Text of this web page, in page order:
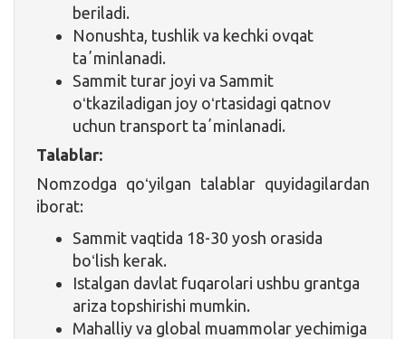
beriladi.
Nonushta, tushlik va kechki ovqat
taʼminlanadi.
Sammit turar joyi va Sammit
oʻtkaziladigan joy oʻrtasidagi qatnov
uchun transport taʼminlanadi.
Talablar:
Nomzodga qoʻyilgan talablar quyidagilardan
iborat:
Sammit vaqtida 18-30 yosh orasida
boʻlish kerak.
Istalgan davlat fuqarolari ushbu grantga
ariza topshirishi mumkin.
Mahalliy va global muammolar yechimiga